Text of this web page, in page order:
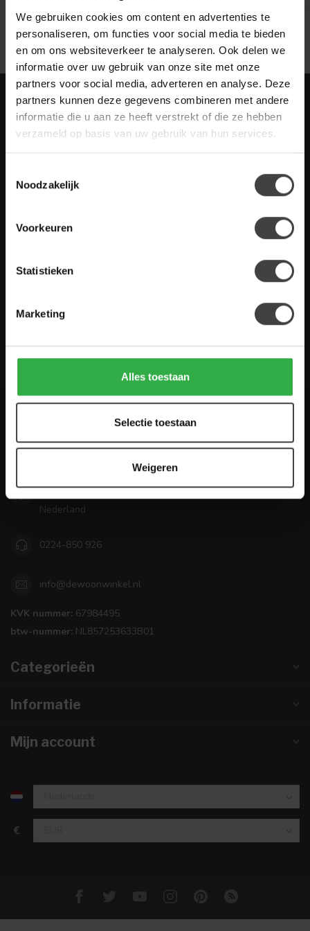
We gebruiken cookies om content en advertenties te
personaliseren, om functies voor social media te bieden
en om ons websiteverkeer te analyseren. Ook delen we
informatie over uw gebruik van onze site met onze
partners voor social media, adverteren en analyse. Deze
partners kunnen deze gegevens combineren met andere
informatie die u aan ze heeft verstrekt of die ze hebben
verzameld op basis van uw gebruik van hun services.
Noodzakelijk
Voorkeuren
Statistieken
Marketing
Alles toestaan
Selectie toestaan
Weigeren
Meer informatie
Heb je vragen over onze artikelen of jouw aankoop? Bekijk dan
gestelde vragen. Staat jouw vraag er niet tussen? Dan staat er
ook vermeld hoe je contact met ons kunt opnemen.
Houten Meubel Outlet
Meld je aan voor onze nieuwbrief met
scherpe acties
Blijf op de hoogte van onze actuele aanbiedingen
De Woon Winkel
Mooi wonen betaalbaar maken!
Nederland
0224-850 926
info@dewoonwinkel.nl
KVK nummer: 67984495
btw-nummer: NL857253633B01
Categorieën
Informatie
Mijn account
€